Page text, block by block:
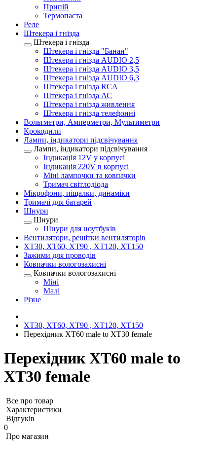
Припій
Термопаста
Реле
Штекера і гнізда
Штекера і гнізда
Штекера і гнізда "Банан"
Штекера і гнізда AUDIO 2,5
Штекера і гнізда AUDIO 3,5
Штекера і гнізда AUDIO 6,3
Штекера і гнізда RCA
Штекера і гнізда АС
Штекера і гнізда живлення
Штекера і гнізда телефонні
Вольтметри, Амперметри, Мультиметри
Крокодили
Лампи, індикатори підсвічування
Лампи, індикатори підсвічування
Індикація 12V у корпусі
Індикація 220V в корпусі
Міні лампочки та ковпачки
Тримач світлодіода
Мікрофони, піщалки, динаміки
Тримачі для батарей
Шнури
Шнури
Шнури для ноутбуків
Вентилятори, решітки вентиляторів
XT30, XT60, XT90 , XT120, XT150
Зажими для проводів
Ковпачки вологозахисні
Ковпачки вологозахисні
Міні
Малі
Різне
XT30, XT60, XT90 , XT120, XT150
Перехідник XT60 male to XT30 female
Перехідник XT60 male to
XT30 female
Все про товар
Характеристики
Відгуків
0
Про магазин